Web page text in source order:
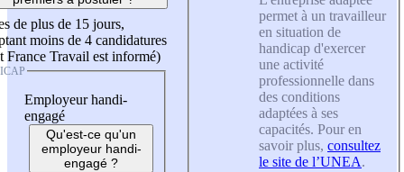
de plus de 15 jours,
moins de 4 candidatures
France Travail est informé)
Employeur handi-
engagé
Qu'est-ce qu'un
employeur handi-
engagé ?
permet à un travailleur
en situation de
handicap d'exercer
une activité
professionnelle dans
des conditions
adaptées à ses
capacités. Pour en
savoir plus, consultez
le site de l’UNEA.